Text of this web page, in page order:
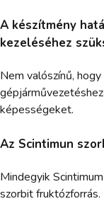
A készítmény
kezeléséhez
Nem valószínű,
képességeket.
Az Scintimun
Mindegyik
szorbit